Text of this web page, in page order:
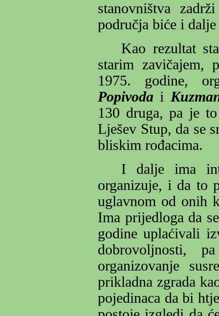
stanovništva
područja biće i
Kao rezultat
starim zavičajem,
1975. godine,
Popivoda i
130 druga, pa je
Lješev Stup, da se
bliskim rođacima.
I dalje ima
organizuje, i da to
uglavnom od onih
Ima prijedloga da
godine uplaćivali
dobrovoljnosti,
organizovanje
prikladna zgrada
pojedinaca da bi